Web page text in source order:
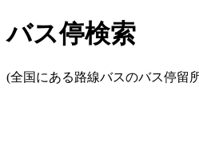
バス停検索
(全国にある路線バスのバス停留